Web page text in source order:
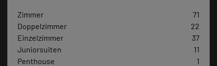
Zimmer
71
Doppelzimmer
22
Einzelzimmer
37
Juniorsuiten
11
Penthouse
1